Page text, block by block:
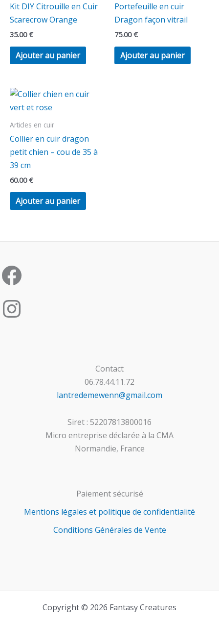
Kit DIY Citrouille en Cuir
Scarecrow Orange
35.00€
Ajouter au panier
Portefeuille en cuir
Dragon façon vitrail
75.00€
Ajouter au panier
Articles en cuir
Collier en cuir dragon
petit chien – cou de 35 à
39 cm
60.00€
Ajouter au panier
Contact
06.78.44.11.72
lantredemewenn@gmail.com
Siret : 52207813800016
Micro entreprise déclarée à la CMA
Normandie, France
Paiement sécurisé
Mentions légales et politique de confidentialité
Conditions Générales de Vente
Copyright © 2026 Fantasy Creatures